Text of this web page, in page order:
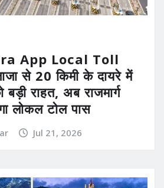
App Local Toll
से 20 किमी के दायरे में
बड़ी राहत, अब राजमार्ग
लोकल टोल पास
Jul 21, 2026